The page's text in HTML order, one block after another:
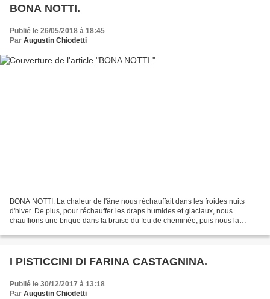
BONA NOTTI.
Publié le 26/05/2018 à 18:45
Par Augustin Chiodetti
BONA NOTTI. La chaleur de l'âne nous réchauffait dans les froides nuits
d'hiver. De plus, pour réchauffer les draps humides et glaciaux, nous
chauffions une brique dans la braise du feu de cheminée, puis nous la
I PISTICCINI DI FARINA CASTAGNINA.
Publié le 30/12/2017 à 13:18
Par Augustin Chiodetti